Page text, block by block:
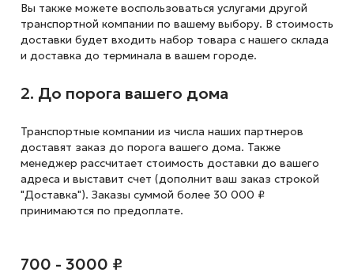
Вы также можете воспользоваться услугами другой
транспортной компании по вашему выбору. В стоимость
доставки будет входить набор товара с нашего склада
и доставка до терминала в вашем городе.
2. До порога вашего дома
Транспортные компании из числа наших партнеров
доставят заказ до порога вашего дома. Также
менеджер рассчитает стоимость доставки до вашего
адреса и выставит счет (дополнит ваш заказ строкой
"Доставка"). Заказы суммой более 30 000 ₽
принимаются по предоплате.
700 - 3000 ₽